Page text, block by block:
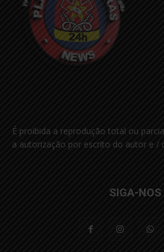
É proibida a reprodução total ou
a autorização por escrito do autor e /
SIGA-NOS